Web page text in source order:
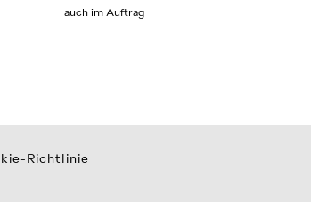
auch im Auftrag
Richtlinie